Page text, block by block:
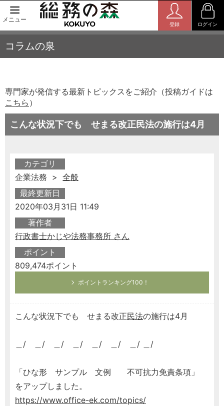
メニュー
登録 ログイン
コラムの泉
専門家が発信する最新トピックスをご紹介（投稿ガイドは
こちら ）
こんな状況下でも せまる改正民法の施行は4月
カテゴリ
企業法務 > 全般
最終更新日
2020年03月31日 11:49
著作者
行政書士かじや法務事務所 さん
ポイント
809,474ポイント
ポイントランキング100！
こんな状況下でも せまる改正民法の施行は4月
＿/ ＿/ ＿/ ＿/ ＿/ ＿/ ＿/ ＿/
「ひな形 サンプル 文例 不可抗力免責条項」
をアップしました。
https://www.office-ek.com/topics/